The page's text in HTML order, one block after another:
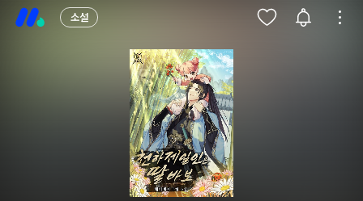
소설